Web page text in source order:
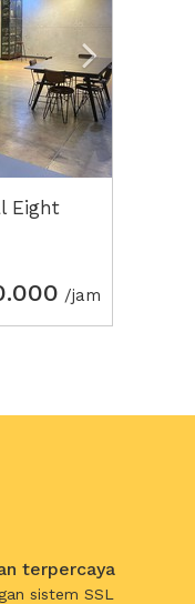
Eight
/jam
terpercaya
sistem SSL